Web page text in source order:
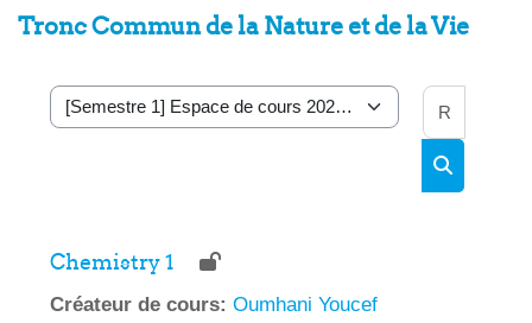
Tronc Commun de la Nature et de la Vie
Catégories de cours
Chemistry 1
Créateur de cours: Oumhani Youcef